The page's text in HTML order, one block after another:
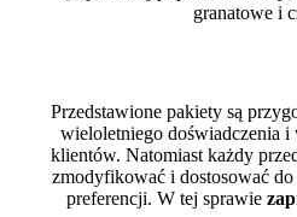
granatowe i
Przedstawione pakiety są
wieloletniego doświadczenia
klientów. Natomiast każdy
zmodyfikować i dostosować
preferencji. W tej sprawie